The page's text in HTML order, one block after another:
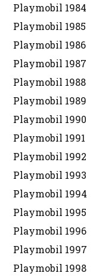
Playmobil 1984
Playmobil 1985
Playmobil 1986
Playmobil 1987
Playmobil 1988
Playmobil 1989
Playmobil 1990
Playmobil 1991
Playmobil 1992
Playmobil 1993
Playmobil 1994
Playmobil 1995
Playmobil 1996
Playmobil 1997
Playmobil 1998